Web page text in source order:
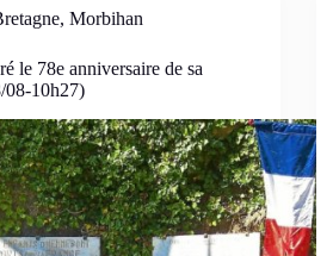
, Morbihan
le 78e anniversaire de sa
10h27)